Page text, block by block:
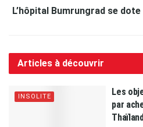
L’hôpital Bumrungrad se
Articles à découvrir
INSOLITE
Les
par